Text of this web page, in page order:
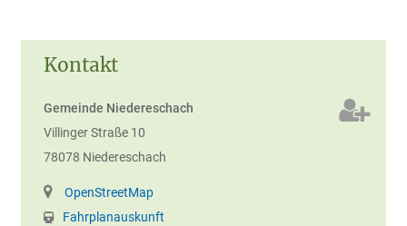
Kontakt
Gemeinde Niedereschach
Villinger Straße 10
78078 Niedereschach
OpenStreetMap
Fahrplanauskunft